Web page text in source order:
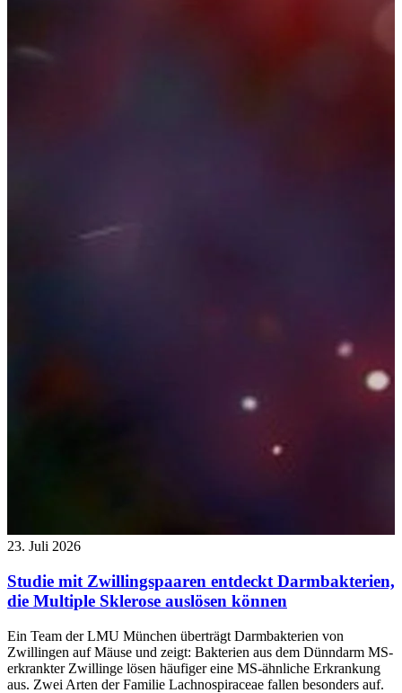
23. Juli 2026
Studie mit Zwillingspaaren entdeckt Darmbakterien,
die Multiple Sklerose auslösen können
Ein Team der LMU München überträgt Darmbakterien von
Zwillingen auf Mäuse und zeigt: Bakterien aus dem Dünndarm MS-
erkrankter Zwillinge lösen häufiger eine MS-ähnliche Erkrankung
aus. Zwei Arten der Familie Lachnospiraceae fallen besonders auf.